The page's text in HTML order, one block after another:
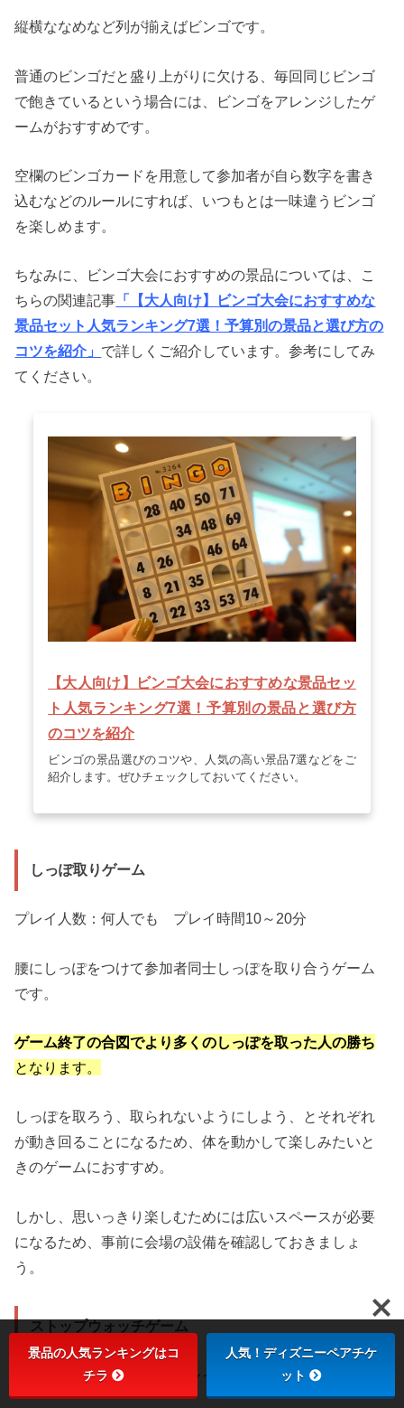
縦横ななめなど列が揃えばビンゴです。
普通のビンゴだと盛り上がりに欠ける、毎回同じビンゴ
で飽きているという場合には、ビンゴをアレンジしたゲ
ームがおすすめです。
空欄のビンゴカードを用意して参加者が自ら数字を書き
込むなどのルールにすれば、いつもとは一味違うビンゴ
を楽しめます。
ちなみに、ビンゴ大会におすすめの景品については、こ
ちらの関連記事 「【大人向け】ビンゴ大会におすすめな
景品セット人気ランキング7選！予算別の景品と選び方の
コツを紹介」 で詳しくご紹介しています。参考にしてみ
てください。
【大人向け】ビンゴ大会におすすめな景品セッ
ト人気ランキング7選！予算別の景品と選び方
のコツを紹介
ビンゴの景品選びのコツや、人気の高い景品7選などをご
紹介します。ぜひチェックしておいてください。
しっぽ取りゲーム
プレイ人数：何人でも プレイ時間10～20分
腰にしっぽをつけて参加者同士しっぽを取り合うゲーム
です。
ゲーム終了の合図でより多くのしっぽを取った人の勝ち
となります。
しっぽを取ろう、取られないようにしよう、とそれぞれ
が動き回ることになるため、体を動かして楽しみたいと
きのゲームにおすすめ。
しかし、思いっきり楽しむためには広いスペースが必要
になるため、事前に会場の設備を確認しておきましょ
う。
ストップウォッチゲーム
プレイ人数：何人でも プレイ時間：10～20分
景品の人気ランキングはコ
チラ
人気！ディズニーペアチケ
ット